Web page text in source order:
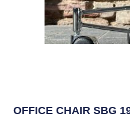
OFFICE CHAIR SBG